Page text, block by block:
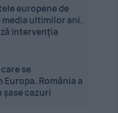
europene de
media ultimilor ani.
intervenția
se
Europa. România a
cazuri